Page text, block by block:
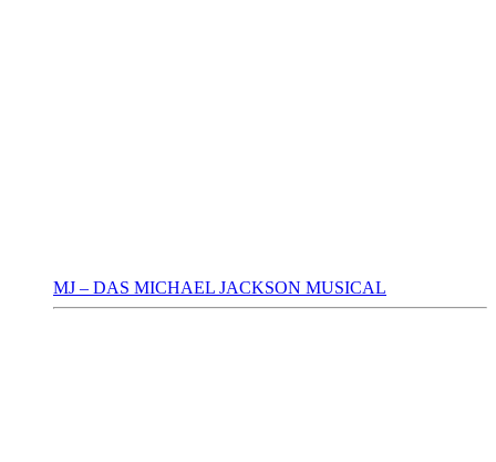
MJ – DAS MICHAEL JACKSON MUSICAL